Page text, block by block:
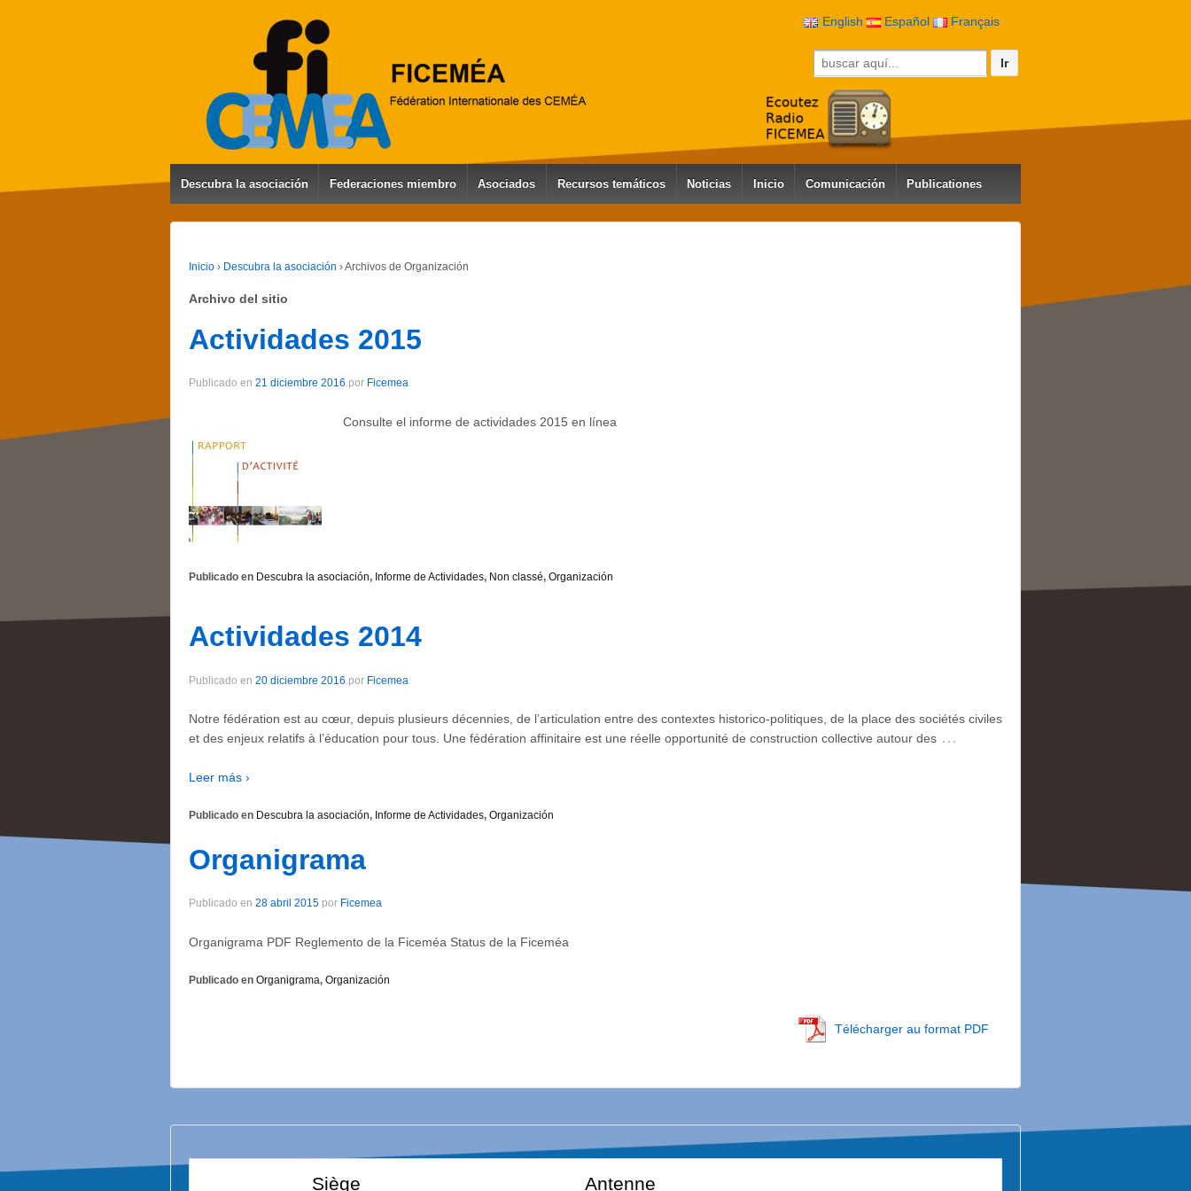
English Español Français
Buscar por:
Descubra la asociación Federaciones miembro Asociados Recursos temáticos Noticias Inicio Comunicación Publicationes
Inicio › Descubra la asociación ›Archivos de Organización
Archivo del sitio
Actividades 2015
Publicado en 21 diciembre 2016 por Ficemea
Consulte el informe de actividades 2015 en línea
Publicado en Descubra la asociación, Informe de Actividades, Non classé, Organización
Actividades 2014
Publicado en 20 diciembre 2016 por Ficemea
Notre fédération est au cœur, depuis plusieurs décennies, de l’articulation entre des contextes historico-politiques, de la place des sociétés civiles
et des enjeux relatifs à l’éducation pour tous. Une fédération affinitaire est une réelle opportunité de construction collective autour des …
Leer más ›
Publicado en Descubra la asociación, Informe de Actividades, Organización
Organigrama
Publicado en 28 abril 2015 por Ficemea
Organigrama PDF Reglemento de la Ficeméa Status de la Ficeméa
Publicado en Organigrama, Organización
Télécharger au format PDF
Siège
Antenne